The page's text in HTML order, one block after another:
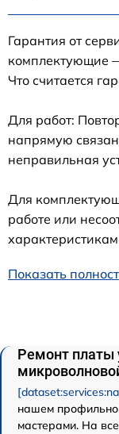
Гарантия от
комплектующие
Что считается
Для работ:
напрямую
неправильная
Для
работе или
Показать
Ремонт платы
нашем
мастерами. На